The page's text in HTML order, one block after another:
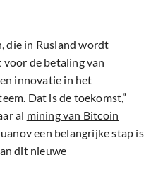
die in Rusland wordt
voor de betaling van
innovatie in het
Dat is de toekomst,”
al mining van Bitcoin
een belangrijke stap is
dit nieuwe